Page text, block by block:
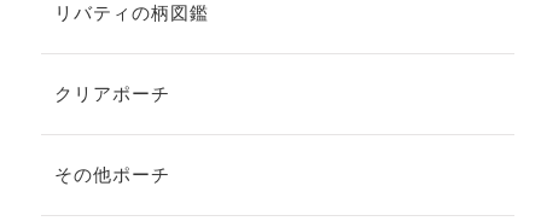
リバティの柄図鑑
クリアポーチ
その他ポーチ